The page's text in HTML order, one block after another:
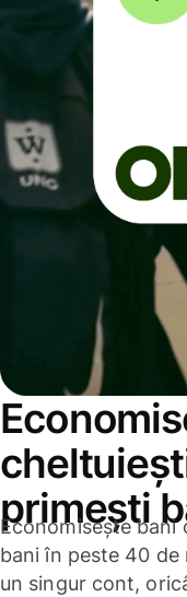
primești
Economisește
bani în peste 40 de
un singur cont,